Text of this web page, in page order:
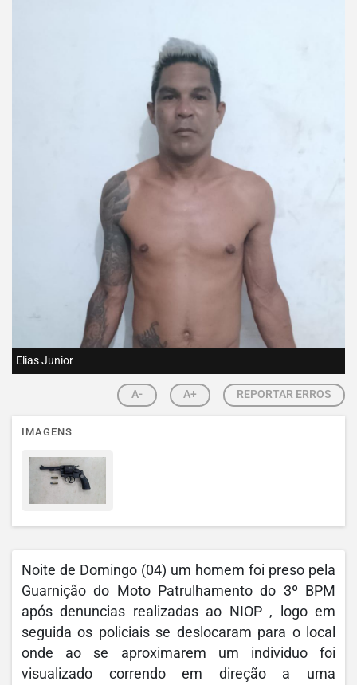
Elias Junior
A- A+ REPORTAR ERROS
IMAGENS
Noite de Domingo (04) um homem foi preso pela
Guarnição do Moto Patrulhamento do 3º BPM
após denuncias realizadas ao NIOP , logo em
seguida os policiais se deslocaram para o local
onde ao se aproximarem um individuo foi
visualizado correndo em direção a uma